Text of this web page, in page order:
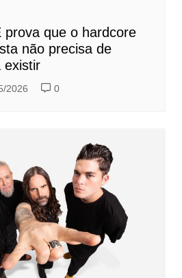
prova que o hardcore
não precisa de
existir
2026 0